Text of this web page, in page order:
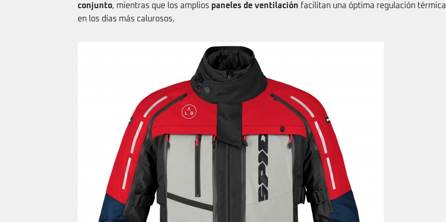
conjunto, mientras que los amplios paneles de ventilación facilitan una óptima regulación térmica
en los días más calurosos.